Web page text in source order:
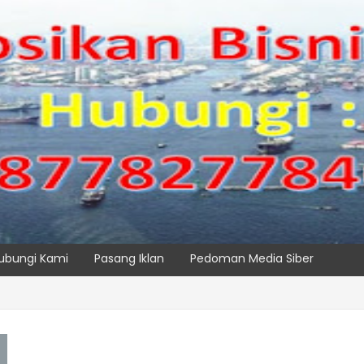
Kami Pasang Iklan Pedoman Media Siber